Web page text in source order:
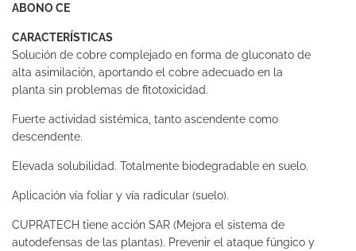
ABONO CE
CARACTERÍSTICAS
Solución de cobre complejado en forma de gluconato de
alta asimilación, aportando el cobre adecuado en la
planta sin problemas de fitotoxicidad.
Fuerte actividad sistémica, tanto ascendente como
descendente.
Elevada solubilidad. Totalmente biodegradable en suelo.
Aplicación vía foliar y vía radicular (suelo).
CUPRATECH tiene acción SAR (Mejora el sistema de
autodefensas de las plantas). Prevenir el ataque fúngico y